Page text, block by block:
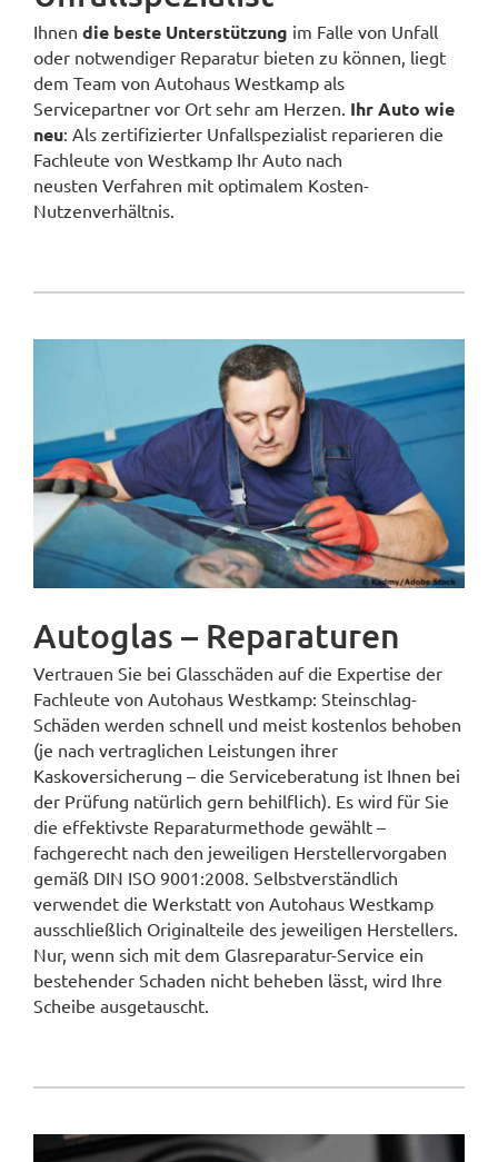
Ihnen die beste Unterstützung im Falle von Unfall
oder notwendiger Reparatur bieten zu können, liegt
dem Team von Autohaus Westkamp als
Servicepartner vor Ort sehr am Herzen. Ihr Auto wie
neu: Als zertifizierter Unfallspezialist reparieren die
Fachleute von Westkamp Ihr Auto nach
neusten Verfahren mit optimalem Kosten-
Nutzenverhältnis.
Autoglas – Reparaturen
Vertrauen Sie bei Glasschäden auf die Expertise der
Fachleute von Autohaus Westkamp: Steinschlag-
Schäden werden schnell und meist kostenlos behoben
(je nach vertraglichen Leistungen ihrer
Kaskoversicherung – die Serviceberatung ist Ihnen bei
der Prüfung natürlich gern behilflich). Es wird für Sie
die effektivste Reparaturmethode gewählt –
fachgerecht nach den jeweiligen Herstellervorgaben
gemäß DIN ISO 9001:2008. Selbstverständlich
verwendet die Werkstatt von Autohaus Westkamp
ausschließlich Originalteile des jeweiligen Herstellers.
Nur, wenn sich mit dem Glasreparatur-Service ein
bestehender Schaden nicht beheben lässt, wird Ihre
Scheibe ausgetauscht.